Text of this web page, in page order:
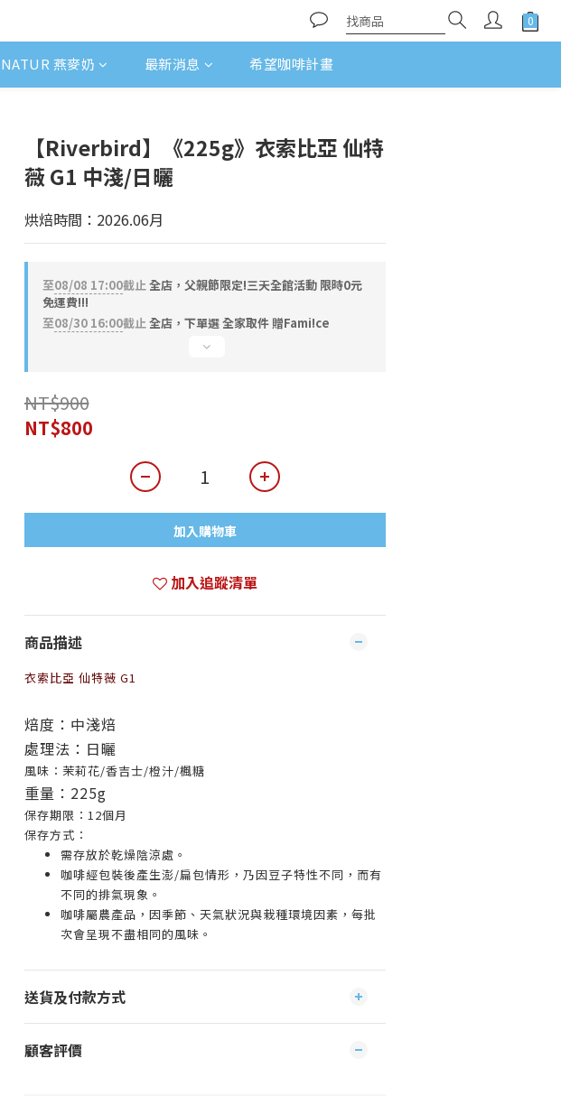
燕麥奶 最新消息 希望咖啡計畫
【Riverbird】《225g》衣索比亞 仙特
薇 G1 中淺/日曬
烘焙時間：2026.06月
至08/08 17:00截止全店，父親節限定!三天全館活動 限時0元
免運費!!!
至08/30 16:00截止全店，下單選 全家取件 贈Fami!ce
NT$900
NT$800
加入購物車
加入追蹤清單
商品描述
衣索比亞 仙特薇 G1
焙度：中淺焙
處理法：日曬
風味： 茉莉花/香吉士/橙汁/楓糖
重量：225g
保存期限：12個月
保存方式：
需存放於乾燥陰涼處。
咖啡經包裝後產生澎/扁包情形，乃因豆子特性不同，而有
不同的排氣現象。
咖啡屬農產品，因季節、天氣狀況與栽種環境因素，每批
次會呈現不盡相同的風味。
送貨及付款方式
顧客評價